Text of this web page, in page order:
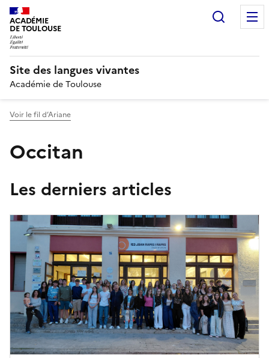
ACADÉMIE
DE TOULOUSE
Site des langues vivantes
Académie de Toulouse
Voir le fil d’Ariane
Occitan
Les derniers articles
Image
couverture
(conseillée)